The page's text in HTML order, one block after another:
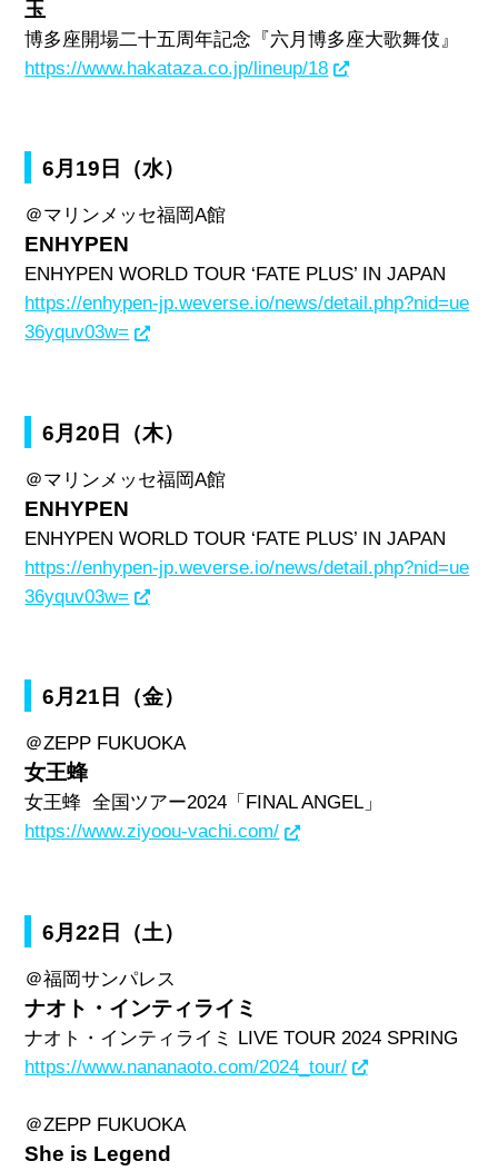
玉
博多座開場二十五周年記念『六月博多座大歌舞伎』
https://www.hakataza.co.jp/lineup/18
6月19日（水）
＠マリンメッセ福岡A館
ENHYPEN
ENHYPEN WORLD TOUR ‘FATE PLUS’ IN JAPAN
https://enhypen-jp.weverse.io/news/detail.php?nid=ue
36yquv03w=
6月20日（木）
＠マリンメッセ福岡A館
ENHYPEN
ENHYPEN WORLD TOUR ‘FATE PLUS’ IN JAPAN
https://enhypen-jp.weverse.io/news/detail.php?nid=ue
36yquv03w=
6月21日（金）
＠ZEPP FUKUOKA
女王蜂
女王蜂 全国ツアー2024 「 FINAL ANGEL 」
https://www.ziyoou-vachi.com/
6月22日（土）
＠福岡サンパレス
ナオト・インティライミ
ナオト・インティライミ LIVE TOUR 2024 SPRING
https://www.nananaoto.com/2024_tour/
＠ZEPP FUKUOKA
She is Legend